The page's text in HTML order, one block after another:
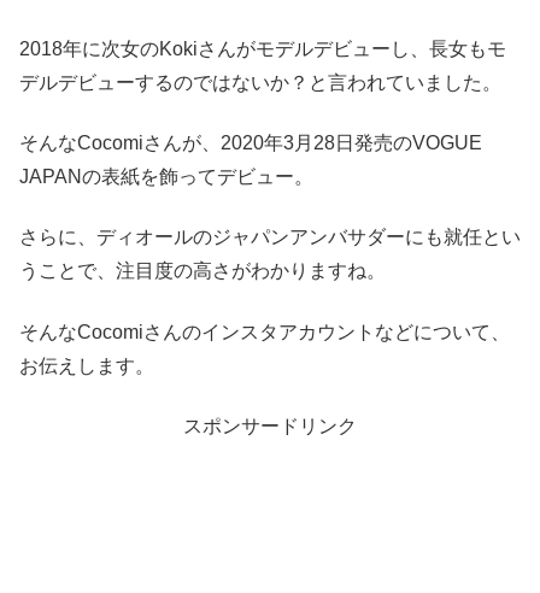
2018年に次女のKokiさんがモデルデビューし、長女もモ
デルデビューするのではないか？と言われていました。
そんなCocomiさんが、2020年3月28日発売のVOGUE
JAPANの表紙を飾ってデビュー。
さらに、ディオールのジャパンアンバサダーにも就任とい
うことで、注目度の高さがわかりますね。
そんなCocomiさんのインスタアカウントなどについて、
お伝えします。
スポンサードリンク